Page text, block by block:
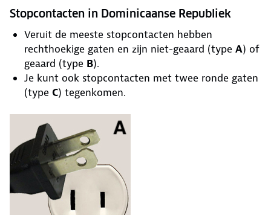
Stopcontacten in Dominicaanse Republiek
Veruit de meeste stopcontacten hebben
rechthoekige gaten en zijn niet-geaard (type A) of
geaard (type B).
Je kunt ook stopcontacten met twee ronde gaten
(type C) tegenkomen.